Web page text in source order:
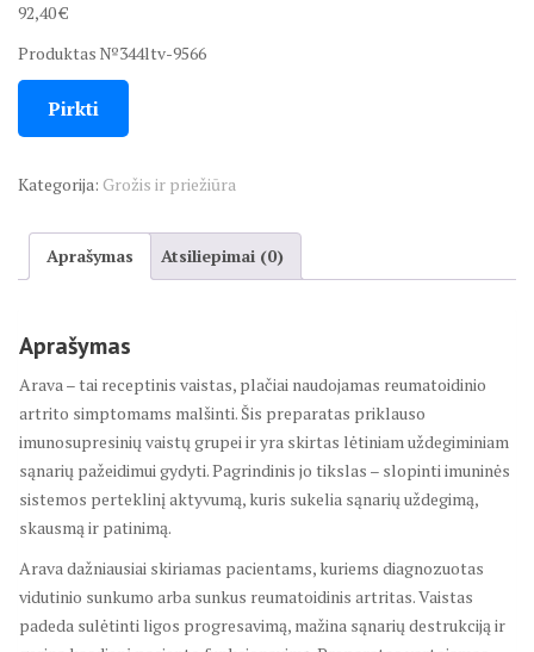
92,40€
Produktas №344ltv-9566
Pirkti
Kategorija: Grožis ir priežiūra
Aprašymas Atsiliepimai (0)
Aprašymas
Arava – tai receptinis vaistas, plačiai naudojamas reumatoidinio
artrito simptomams malšinti. Šis preparatas priklauso
imunosupresinių vaistų grupei ir yra skirtas lėtiniam uždegiminiam
sąnarių pažeidimui gydyti. Pagrindinis jo tikslas – slopinti imuninės
sistemos perteklinį aktyvumą, kuris sukelia sąnarių uždegimą,
skausmą ir patinimą.
Arava dažniausiai skiriamas pacientams, kuriems diagnozuotas
vidutinio sunkumo arba sunkus reumatoidinis artritas. Vaistas
padeda sulėtinti ligos progresavimą, mažina sąnarių destrukciją ir